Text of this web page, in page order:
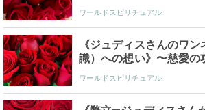
ワールドスピリチュアル
《ジュディスさんのワ
識）への想い》〜慈愛の
ワールドスピリチュアル